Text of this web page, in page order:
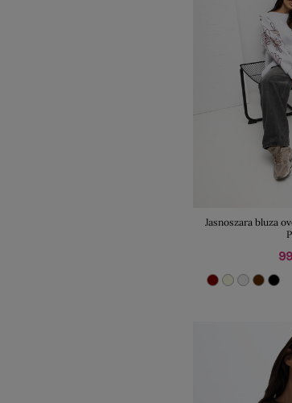
Jasnoszara bluza